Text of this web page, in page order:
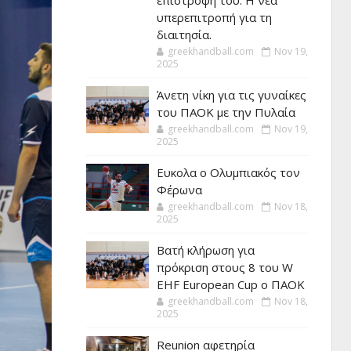
υπερεπιτροπή για τη
διαιτησία.
greekhandball.com
Nov 19,
2025
Άνετη νίκη για τις γυναίκες
του ΠΑΟΚ με την Πυλαία
greekhandball.com
Nov 19,
2025
Ευκολα ο Ολυμπιακός τον
Φέρωνα
greekhandball.com
Nov 18,
2025
Βατή κλήρωση για
πρόκριση στους 8 του W
EHF European Cup ο ΠΑΟΚ
greekhandball.com
Nov 18,
2025
Reunion αφετηρία